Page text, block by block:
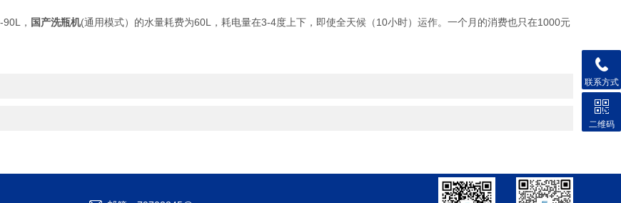
， 国产洗瓶机(通用模式）的水量耗费为60L，耗电量在3-4度上下，即使全天候（10小时）运作。一个月的消费也只在1000元
联系方式
二维码